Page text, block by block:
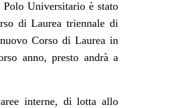
Universitario è stato
di Laurea triennale di
Corso di Laurea in
anno, presto andrà a
interne, di lotta allo